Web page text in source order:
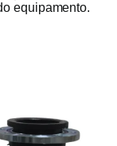
equipamento.